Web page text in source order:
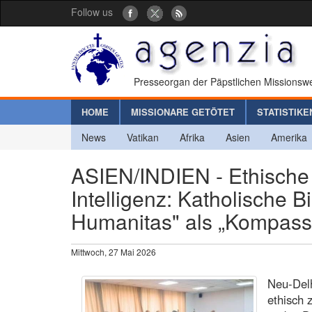
Follow us
Presseorgan der Päpstlichen
HOME MISSIONARE GETÖTET
News Vatikan Afrika Asien Amerika
ASIEN/INDIEN -
Intelligenz: Katholische
Humanitas" als
Mittwoch, 27 Mai 2026
Neu-
ethisch